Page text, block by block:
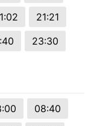
21:21
23:30
08:40